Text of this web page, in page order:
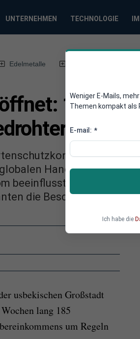
UNTERNEHMEN TECHNOLOGIE
Edelmetalle
185
Arten
Handel mit
beeinflusst Ökosysteme
die Beschlüsse
usbekischen Großstadt
lang 185
um Regeln
Weniger E-Mails,
Themen kompakt als
E-mail: *
Ich habe die